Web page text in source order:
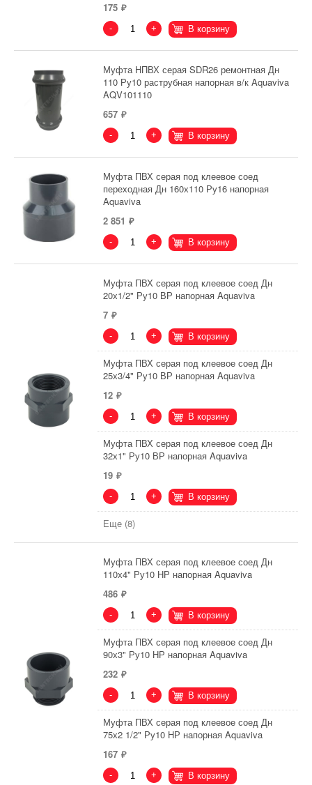
175
- + В корзину
Муфта НПВХ серая SDR26 ремонтная Дн
110 Ру10 раструбная напорная в/к Aquaviva
AQV101110
657
- + В корзину
Муфта ПВХ серая под клеевое соед
переходная Дн 160х110 Ру16 напорная
Aquaviva
2 851
- + В корзину
Муфта ПВХ серая под клеевое соед Дн
20х1/2" Ру10 ВР напорная Aquaviva
7
- + В корзину
Муфта ПВХ серая под клеевое соед Дн
25х3/4" Ру10 ВР напорная Aquaviva
12
- + В корзину
Муфта ПВХ серая под клеевое соед Дн
32х1" Ру10 ВР напорная Aquaviva
19
- + В корзину
Еще (8)
Муфта ПВХ серая под клеевое соед Дн
110х4" Ру10 НР напорная Aquaviva
486
- + В корзину
Муфта ПВХ серая под клеевое соед Дн
90х3" Ру10 НР напорная Aquaviva
232
- + В корзину
Муфта ПВХ серая под клеевое соед Дн
75х2 1/2" Ру10 НР напорная Aquaviva
167
- + В корзину